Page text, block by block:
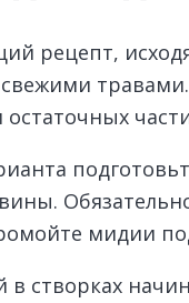
рецепт,
остаточных
мидии
створках